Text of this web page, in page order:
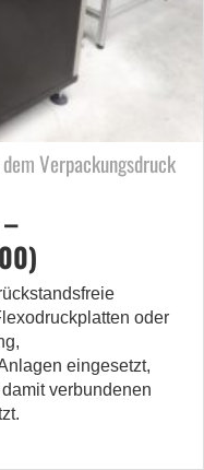
Verpackungsdruck
oder
eingesetzt,
verbundenen